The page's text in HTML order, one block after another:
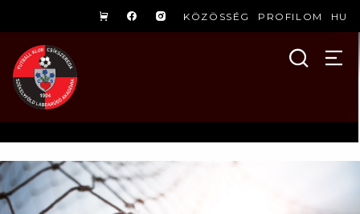
KÖZÖSSÉG PROFILOM HU